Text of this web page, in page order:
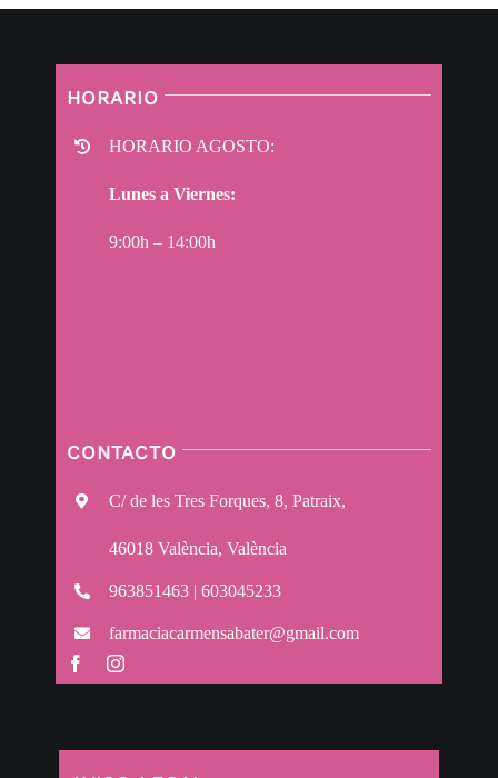
HORARIO
HORARIO AGOSTO:
Lunes a Viernes:
9:00h – 14:00h
CONTACTO
C/ de les Tres Forques, 8, Patraix,
46018 València, València
963851463 | 603045233
farmaciacarmensabater@gmail.com